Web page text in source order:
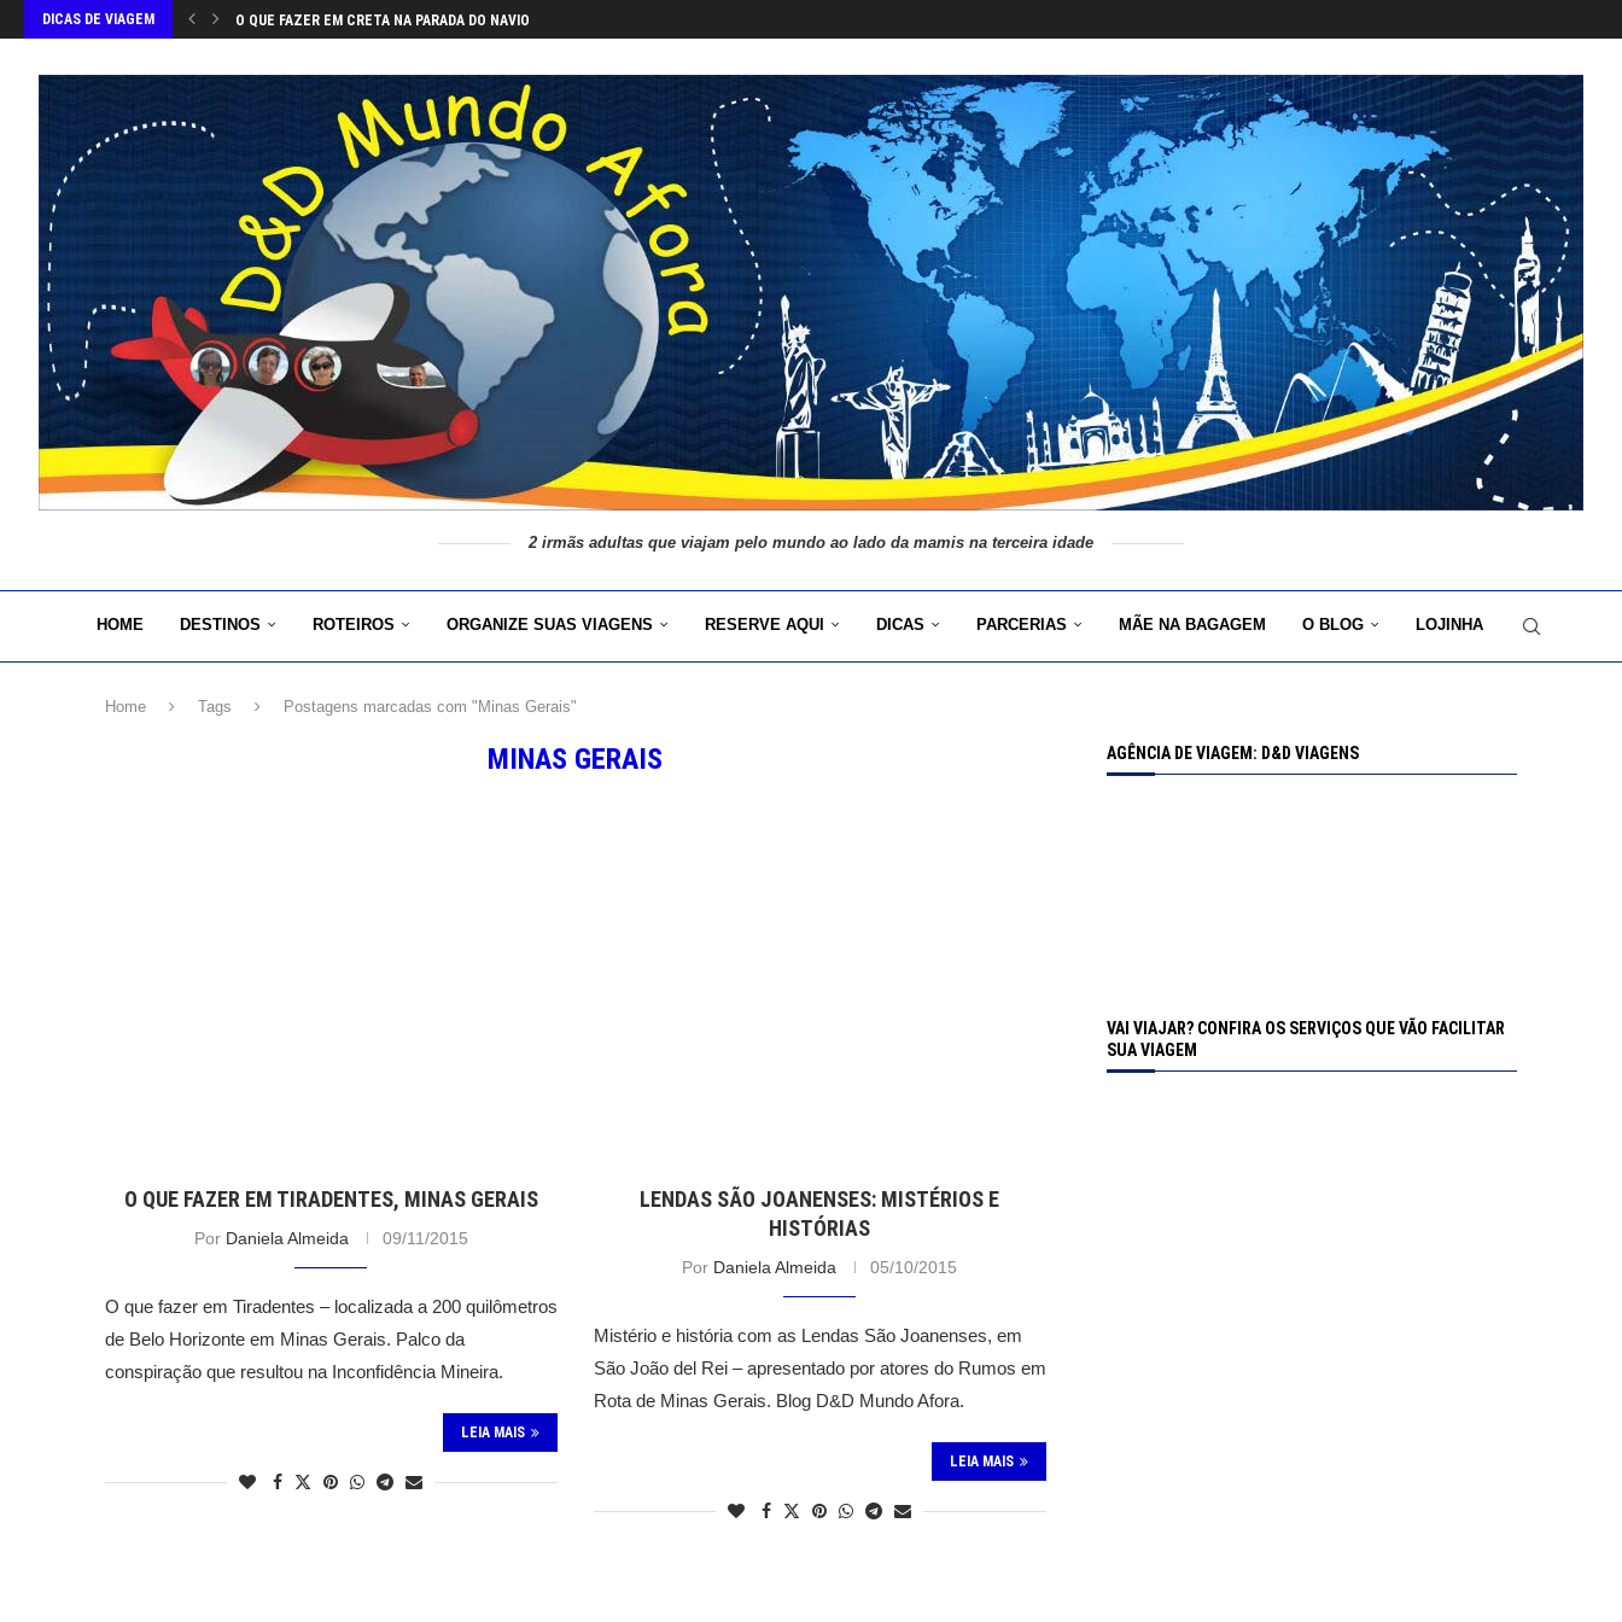
DICAS DE VIAGEM O QUE FAZER EM CRETA NA PARADA DO NAVIO
2 irmãs adultas que viajam pelo mundo ao lado da mamis na terceira idade
HOME DESTINOS ROTEIROS ORGANIZE SUAS VIAGENS RESERVE AQUI DICAS PARCERIAS MÃE NA BAGAGEM O BLOG LOJINHA
Home Tags Postagens marcadas com "Minas Gerais"
MINAS GERAIS
O QUE FAZER EM TIRADENTES, MINAS GERAIS
Por Daniela Almeida 09/11/2015
O que fazer em Tiradentes – localizada a 200 quilômetros
de Belo Horizonte em Minas Gerais. Palco da
conspiração que resultou na Inconfidência Mineira.
LEIA MAIS
LENDAS SÃO JOANENSES: MISTÉRIOS E
HISTÓRIAS
Por Daniela Almeida 05/10/2015
Mistério e história com as Lendas São Joanenses, em
São João del Rei – apresentado por atores do Rumos em
Rota de Minas Gerais. Blog D&D Mundo Afora.
LEIA MAIS
AGÊNCIA DE VIAGEM: D&D VIAGENS
VAI VIAJAR? CONFIRA OS SERVIÇOS QUE VÃO FACILITAR
SUA VIAGEM